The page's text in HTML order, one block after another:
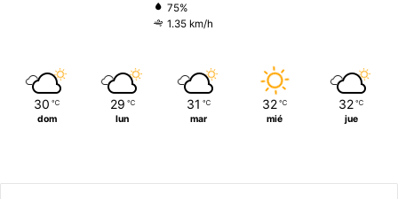
75%
1.35 km/h
30 ℃
dom
29 ℃
lun
31 ℃
mar
32 ℃
mié
32 ℃
jue